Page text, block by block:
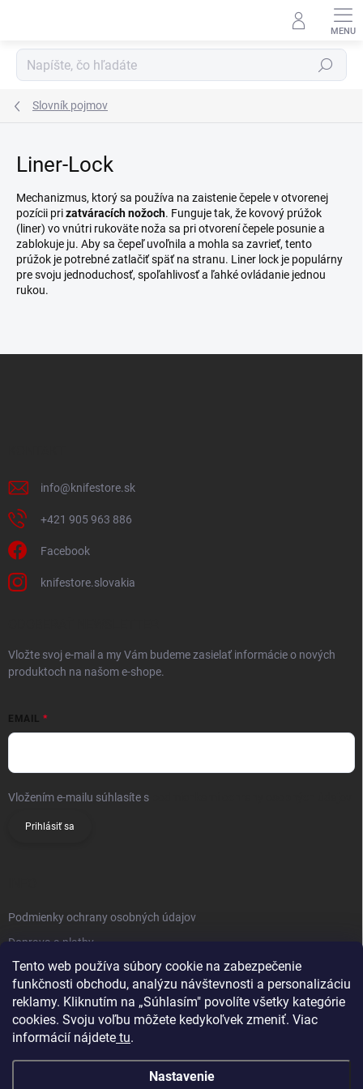
Tento web používa súbory cookie na zabezpečenie
funkčnosti obchodu, analýzu návštevnosti a personalizáciu
reklamy. Kliknutím na „Súhlasím" povolíte všetky kategórie
cookies. Svoju voľbu môžete kedykoľvek zmeniť. Viac
informácií nájdete tu.
Nastavenie
Hľadať
Slovník pojmov
Liner-Lock
Mechanizmus, ktorý sa používa na zaistenie čepele v otvorenej
pozícii prizatváracích nožoch. Funguje tak, že kovový prúžok
(liner) vo vnútri rukoväte noža sa pri otvorení čepele posunie a
zablokuje ju. Aby sa čepeľ uvoľnila a mohla sa zavrieť, tento
prúžok je potrebné zatlačiť späť na stranu. Liner lock je populárny
pre svoju jednoduchosť, spoľahlivosť a ľahké ovládanie jednou
rukou.
info@knifestore.sk
+421 905 963 886
Facebook
knifestore.slovakia
Vložte svoj e-mail a my Vám budeme zasielať informácie o nových
produktoch na našom e-shope.
EMAIL
Vložením e-mailu súhlasíte s
Prihlásiť sa
Podmienky ochrany osobných údajov
Doprava a platby
Obchodné podmienky
Reklamačný poriadok
Vrátenie tovaru
Kontakty